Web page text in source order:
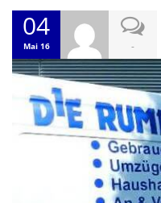
04
Mai 16 -